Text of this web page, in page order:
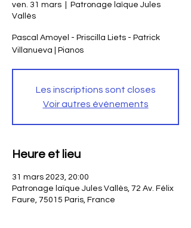
ven. 31 mars
Patronage laïque Jules
Vallès
Pascal Amoyel - Priscilla Liets - Patrick
Villanueva | Pianos
Les inscriptions sont closes
Voir autres événements
Heure et lieu
31 mars 2023, 20:00
Patronage laïque Jules Vallès, 72 Av. Félix
Faure, 75015 Paris, France